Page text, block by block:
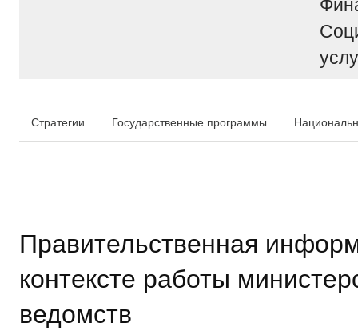
Стратегии Государственные программы
Правительственная
контексте работы
ведомств